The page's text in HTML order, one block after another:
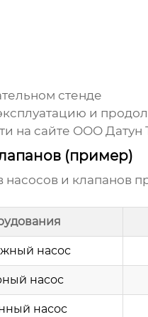
стенде
и
на сайте ООО Датун
(пример)
и клапанов
насос
насос
насос